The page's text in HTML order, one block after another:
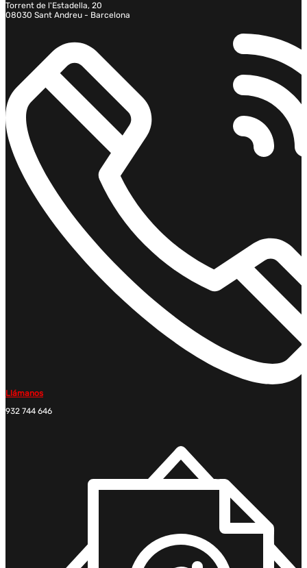
Torrent de l'Estadella, 20
08030 Sant Andreu - Barcelona
Llámanos
932 744 646